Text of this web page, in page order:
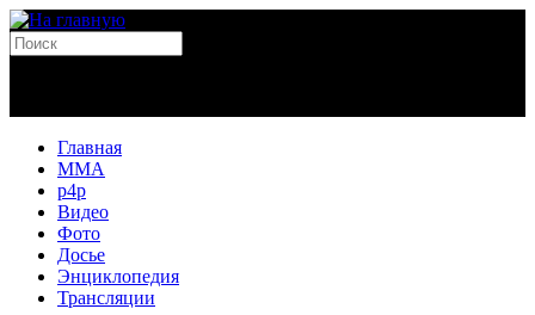
Главная
MMA
p4p
Видео
Фото
Досье
Энциклопедия
Трансляции